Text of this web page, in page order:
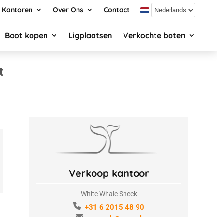
Kantoren Over Ons Contact
Boot kopen Ligplaatsen Verkochte boten
Verkoop kantoor
White Whale Sneek
+31 6 2015 48 90